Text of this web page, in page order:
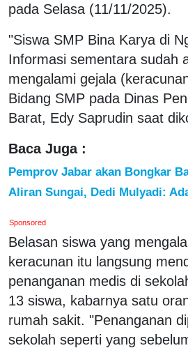
pada Selasa (11/11/2025).
"Siswa SMP Bina Karya di
Informasi sementara sudah
mengalami gejala
Bidang SMP pada Dinas
Barat, Edy Saprudin saat
Baca Juga :
Pemprov Jabar akan Bongkar
Aliran Sungai, Dedi Mulyadi:
Sponsored
Belasan siswa yang
keracunan itu langsung
penanganan medis di
13 siswa, kabarnya satu
rumah sakit. "Penanganan
sekolah seperti yang